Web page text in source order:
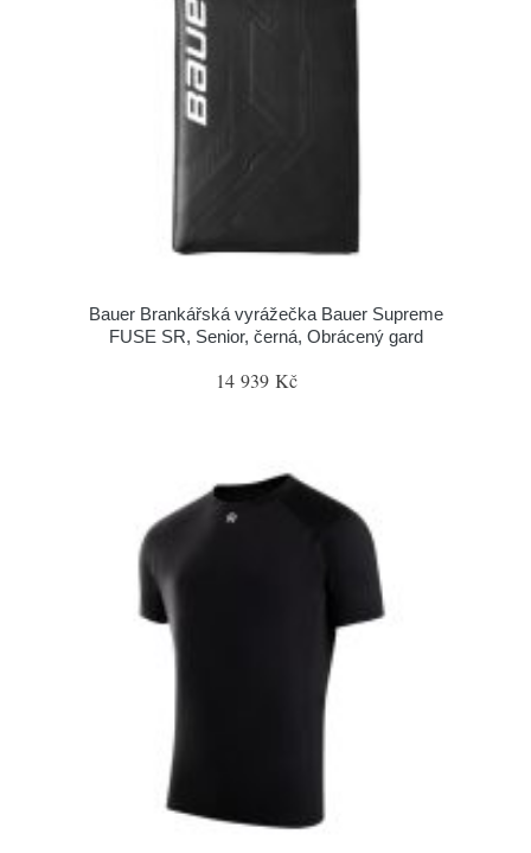
Bauer Brankářská vyrážečka Bauer Supreme
FUSE SR, Senior, černá, Obrácený gard
14 939 Kč